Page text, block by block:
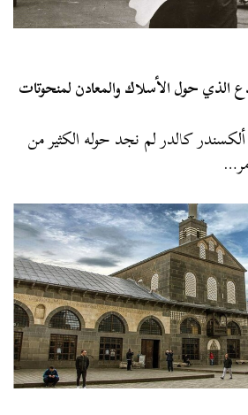
الذي حول الأسلاك والمعادن لمنحوتات
كالدر لم نجد حوله الكثير من